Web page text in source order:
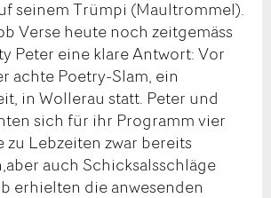
seinem Trümpi (Maultrommel).
Verse heute noch zeitgemäss
Peter eine klare Antwort: Vor
achte Poetry-Slam, ein
in Wollerau statt. Peter und
sich für ihr Programm vier
zu Lebzeiten zwar bereits
auch Schicksalsschläge
erhielten die anwesenden